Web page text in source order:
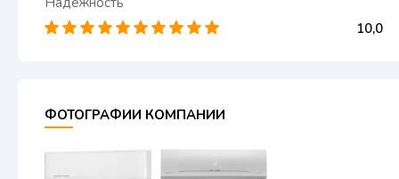
10,00
ФОТОГРАФИИ КОМПАНИИ